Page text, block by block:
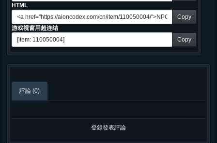
HTML
Copy
游戏视窗用超连结
Copy
評論 (0)
登錄發表評論